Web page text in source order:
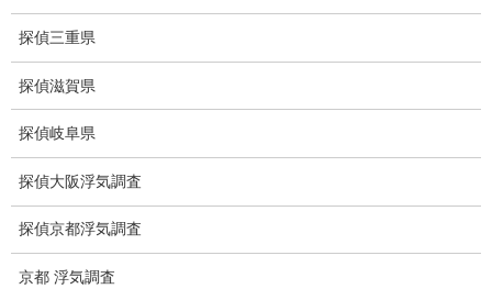
いじめ・子供の虐待
探偵三重県
探偵滋賀県
探偵岐阜県
探偵大阪浮気調査
探偵京都浮気調査
京都 浮気調査